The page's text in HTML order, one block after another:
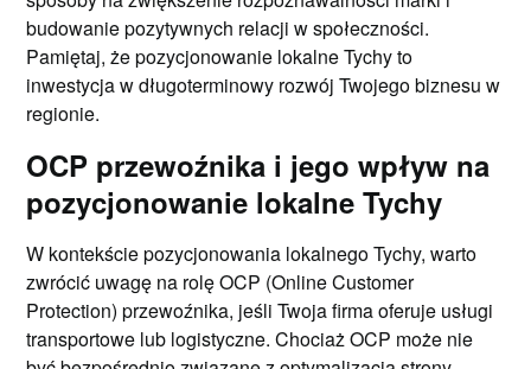
budowanie pozytywnych relacji w społeczności.
Pamiętaj, że pozycjonowanie lokalne Tychy to
inwestycja w długoterminowy rozwój Twojego biznesu w
regionie.
OCP przewoźnika i jego wpływ na
pozycjonowanie lokalne Tychy
W kontekście pozycjonowania lokalnego Tychy, warto
zwrócić uwagę na rolę OCP (Online Customer
Protection) przewoźnika, jeśli Twoja firma oferuje usługi
transportowe lub logistyczne. Chociaż OCP może nie